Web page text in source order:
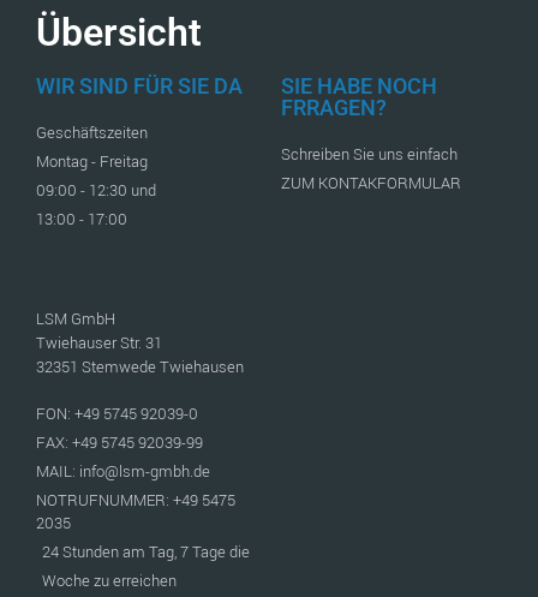
Übersicht
WIR SIND FÜR SIE DA
Geschäftszeiten
Montag - Freitag
09:00 - 12:30 und
13:00 - 17:00
LSM GmbH
Twiehauser Str. 31
32351 Stemwede Twiehausen
FON: +49 5745 92039-0
FAX: +49 5745 92039-99
MAIL: info@lsm-gmbh.de
NOTRUFNUMMER: +49 5475
2035
24 Stunden am Tag, 7 Tage die
Woche zu erreichen
SIE HABE NOCH
FRRAGEN?
Schreiben Sie uns einfach
ZUM KONTAKFORMULAR